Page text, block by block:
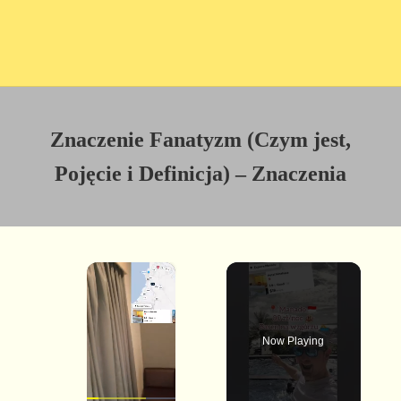
Znaczenie Fanatyzm (Czym jest,
Pojęcie i Definicja) – Znaczenia
×
Now Playing